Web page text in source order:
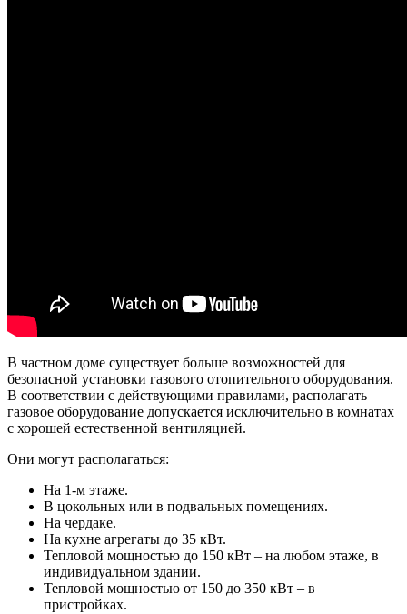
В частном доме существует больше возможностей для
безопасной установки газового отопительного оборудования.
В соответствии с действующими правилами, располагать
газовое оборудование допускается исключительно в комнатах
с хорошей естественной вентиляцией.
Они могут располагаться:
На 1-м этаже.
В цокольных или в подвальных помещениях.
На чердаке.
На кухне агрегаты до 35 кВт.
Тепловой мощностью до 150 кВт – на любом этаже, в
индивидуальном здании.
Тепловой мощностью от 150 до 350 кВт – в
пристройках.